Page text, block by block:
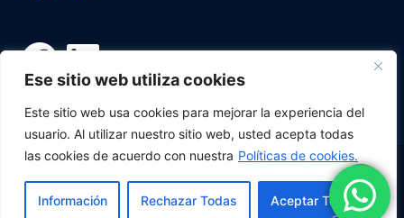
Ese sitio web utiliza cookies
Este sitio web usa cookies para mejorar la experiencia del
usuario. Al utilizar nuestro sitio web, usted acepta todas
las cookies de acuerdo con nuestra Políticas de cookies.
Información Rechazar Todas Aceptar Todas
Copyright © 2026Corporación Lí­deres| Desarrollado por
Corporación Líderes